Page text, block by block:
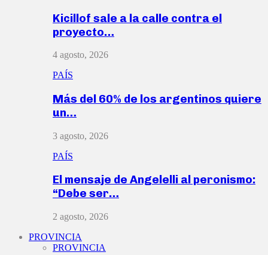
Kicillof sale a la calle contra el
proyecto…
4 agosto, 2026
PAÍS
Más del 60% de los argentinos quiere
un…
3 agosto, 2026
PAÍS
El mensaje de Angelelli al peronismo:
“Debe ser…
2 agosto, 2026
PROVINCIA
PROVINCIA